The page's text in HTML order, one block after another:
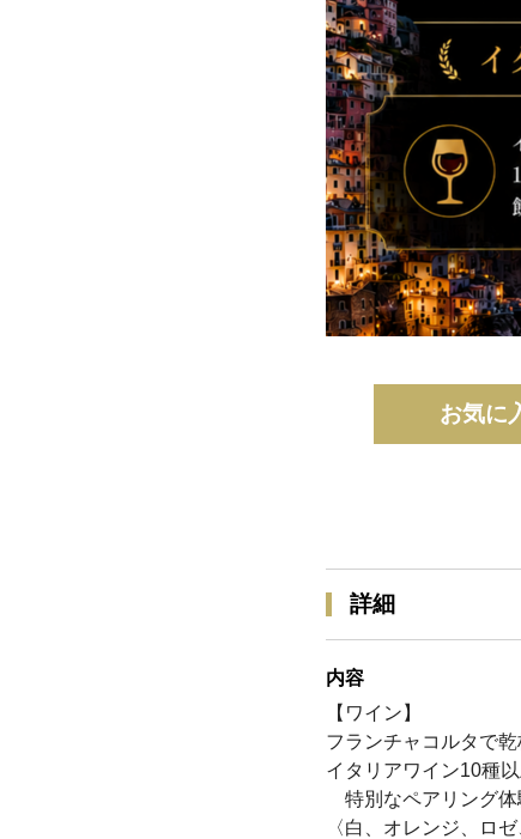
お気に
詳細
内容
【ワイン】
フランチャコルタで乾
イタリアワイン10種
特別なペアリング体
〈白、オレンジ、ロゼ